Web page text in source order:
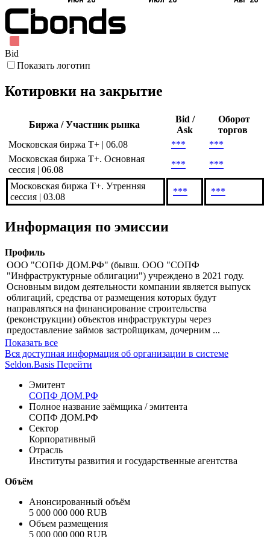
Bid
Котировки на закрытие
Биржа / Участник рынка
Bid /
Ask
Оборот
торгов
Московская биржа Т+ | 06.08
Московская биржа Т+. Основная
*** ***
Московская биржа T+. Утренняя
сессия | 03.08
Информация по эмиссии
Профиль
ООО "СОПФ ДОМ.РФ" (бывш. ООО "СОПФ
"Инфраструктурные облигации") учреждено в 2021 году.
Основным видом деятельности компании является выпуск
облигаций, средства от размещения которых будут
направляться на финансирование строительства
(реконструкции) объектов инфраструктуры через
предоставление займов застройщикам, дочерним ...
Показать все
Вся доступная информация об организации в системе
Seldon.Basis Перейти
Эмитент
СОПФ ДОМ.РФ
Полное название заёмщика / эмитента
СОПФ ДОМ.РФ
Корпоративный
Институты развития и государственные агентства
Объём